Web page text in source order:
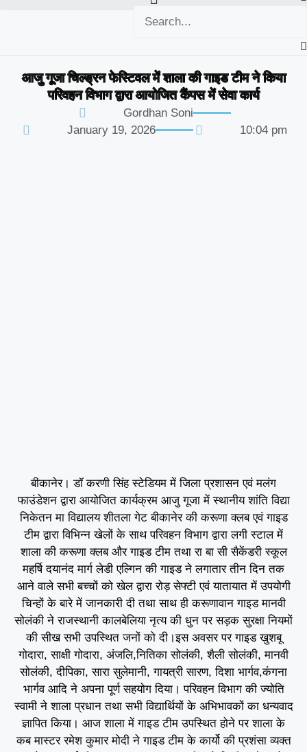
आजु गूजा चिल्ड्रन फेस्टिवल में शाला की गाइड टीम ने किया
परिवहन विभाग द्वारा आयोजित कैंपस में सेवा कार्य
Gordhan Soni
January 19, 2026
10:04 pm
बीकानेर। डॉ करणी सिंह स्टेडियम में जिला प्रशासन एवं मलंग
फाउंडेशन द्वारा आयोजित कार्यक्रम आजु गूजा में स्थानीय शांति विद्या
निकेतन मा विद्यालय शीतला गेट बीकानेर की करूणा क्लब एवं गाइड
टीम द्वारा विभिन्न खेलों के साथ परिवहन विभाग द्वारा लगी स्टाल में
शाला की करूणा क्लब और गाइड टीम तथा रा बा सी सैकेंडरी स्कूल
महर्षि दयानंद मार्ग लेडी एल्गिन की गाइड ने लगातार तीन दिन तक
आने वाले सभी बच्चों को खेल द्वारा रोड़ सेफ्टी एवं यातायात में उपयोगी
चिन्हों के बारे में जानकारी दी तथा साथ ही करूणावान गाइड मानवी
सोलंकी ने राजस्थानी कालबेलिया नृत्य की धुन पर सड़क सुरक्षा नियमों
की सीख सभी उपस्थित जनों को दी।इस अवसर पर गाइड खुशबू
गोदारा, साक्षी गोदारा, अंजलि,नितिका सोलंकी, शैली सोलंकी, मानवी
सोलंकी, दीपिका, सारा सुलेमानी, गायत्री सारण, दिशा भार्गव,कंगना
भार्गव आदि ने अपना पूर्ण सहयोग दिया। परिवहन विभाग की ज्योति
स्वामी ने शाला प्रधान तथा सभी विद्यार्थियों के अभिभावकों का धन्यवाद
ज्ञापित किया। आज शाला में गाइड टीम उपस्थित होने पर शाला के
कब मास्टर रमेश कुमार मोदी ने गाइड टीम के कार्यो की प्रशंसा व्यक्त